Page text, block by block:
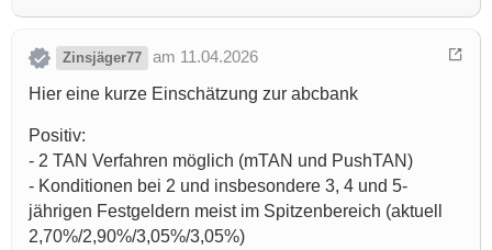
Zinsjäger77
am 11.04.2026
Hier eine kurze Einschätzung zur abcbank
Positiv:
- 2 TAN Verfahren möglich (mTAN und PushTAN)
- Konditionen bei 2 und insbesondere 3, 4 und 5-
jährigen Festgeldern meist im Spitzenbereich (aktuell
2,70%/2,90%/3,05%/3,05%)